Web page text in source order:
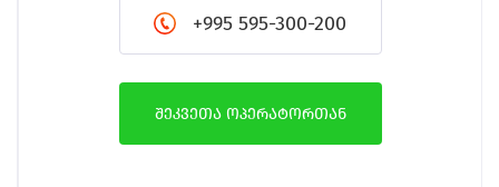
+995 595-300-200
შეკვეთა ოპერატორთან